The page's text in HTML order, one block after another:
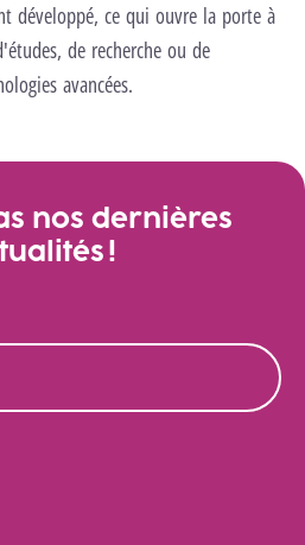
développé, ce qui ouvre la porte à
de recherche ou de
avancées.
nos dernières
!